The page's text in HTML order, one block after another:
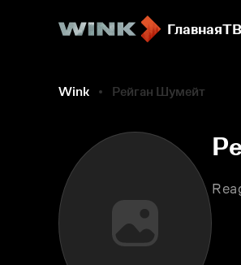
Главная
Wink Рейган Шумейт